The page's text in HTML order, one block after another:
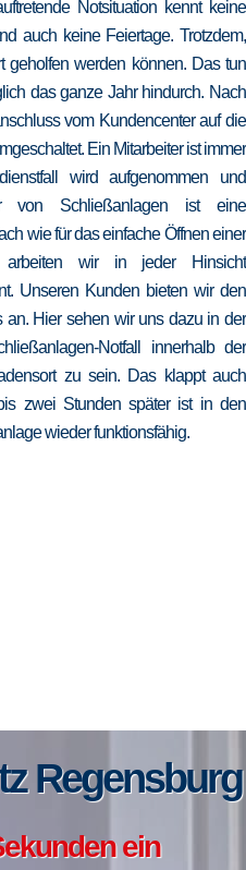
Notsituation kennt keine
auch keine Feiertage. Trotzdem,
geholfen werden können. Das tun
das ganze Jahr hindurch. Nach
vom Kundencenter auf die
Ein Mitarbeiter ist immer
wird aufgenommen und
von Schließanlagen ist eine
wie für das einfache Öffnen einer
arbeiten wir in jeder Hinsicht
Unseren Kunden bieten wir den
an. Hier sehen wir uns dazu in der
Notfall innerhalb der
zu sein. Das klappt auch
zwei Stunden später ist in den
wieder funktionsfähig.
Regensburg
ein